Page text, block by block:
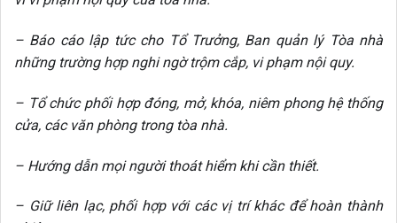
– Báo cáo lập tức cho Tổ Trưởng, Ban quản lý Tòa nhà
những trường hợp nghi ngờ trộm cắp, vi phạm nội quy.
– Tổ chức phối hợp đóng, mở, khóa, niêm phong hệ thống
cửa, các văn phòng trong tòa nhà.
– Hướng dẫn mọi người thoát hiểm khi cần thiết.
– Giữ liên lạc, phối hợp với các vị trí khác để hoàn thành